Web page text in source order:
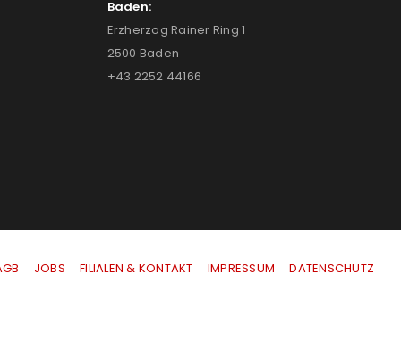
Baden:
Erzherzog Rainer Ring 1
2500 Baden
+43 2252 44166
JOBS FILIALEN & KONTAKT IMPRESSUM |DATENSCHUTZ